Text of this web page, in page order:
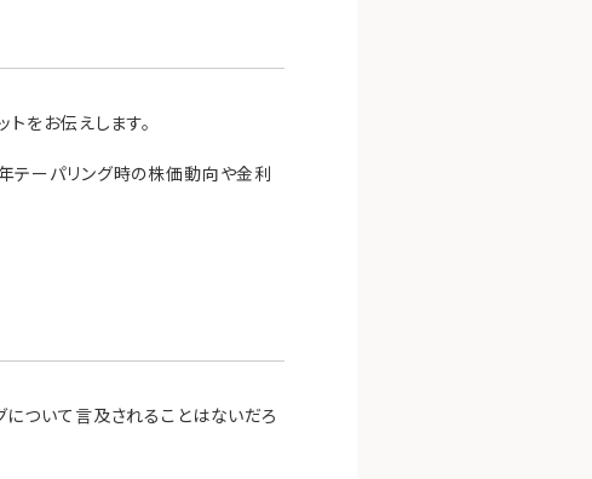
をお伝えします。
テーパリング時の株価動向や金利
について言及されることはないだろ